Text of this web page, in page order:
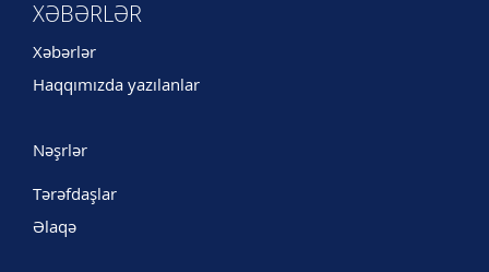
XƏBƏRLƏR
Xəbərlər
Haqqımızda yazılanlar
Nəşrlər
Tərəfdaşlar
Əlaqə